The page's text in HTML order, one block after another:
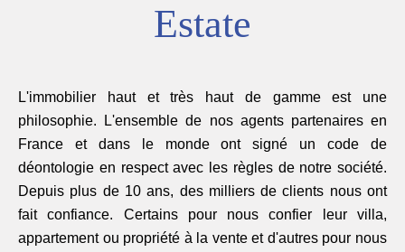
Estate
L'immobilier haut et très haut de gamme est une
philosophie. L'ensemble de nos agents partenaires en
France et dans le monde ont signé un code de
déontologie en respect avec les règles de notre société.
Depuis plus de 10 ans, des milliers de clients nous ont
fait confiance. Certains pour nous confier leur villa,
appartement ou propriété à la vente et d'autres pour nous